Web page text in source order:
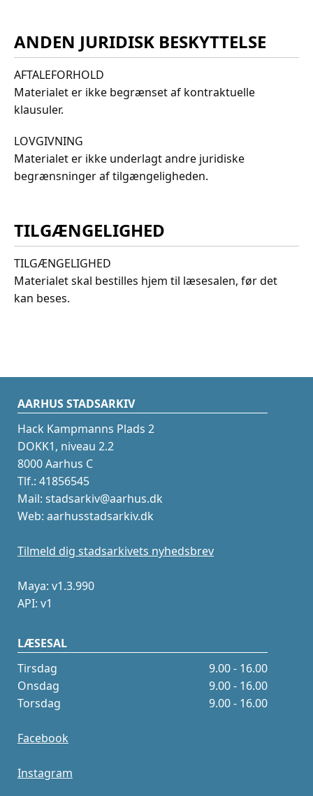
ANDEN JURIDISK BESKYTTELSE
AFTALEFORHOLD
Materialet er ikke begrænset af kontraktuelle
klausuler.
LOVGIVNING
Materialet er ikke underlagt andre juridiske
begrænsninger af tilgængeligheden.
TILGÆNGELIGHED
TILGÆNGELIGHED
Materialet skal bestilles hjem til læsesalen, før det
kan beses.
AARHUS STADSARKIV
Hack Kampmanns Plads 2
DOKK1, niveau 2.2
8000 Aarhus C
Tlf.: 41856545
Mail: stadsarkiv@aarhus.dk
Web: aarhusstadsarkiv.dk
Tilmeld dig stadsarkivets nyhedsbrev
Maya: v1.3.990
API: v1
LÆSESAL
Tirsdag
9.00 - 16.00
Onsdag
9.00 - 16.00
Torsdag
9.00 - 16.00
Facebook
Instagram